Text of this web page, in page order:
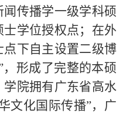
传播学一级学科硕
学位授权点；在外
点下自主设置二级博
，形成了完整的本硕
院拥有广东省高水
文化国际传播”，广